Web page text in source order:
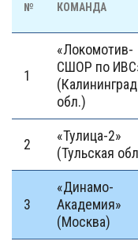
№ КОМАНДА
1
«Локомотив-
СШОР по
обл.)
2
«Тулица-2»
(Тульская
3
«Динамо-
Академия»
(Москва)